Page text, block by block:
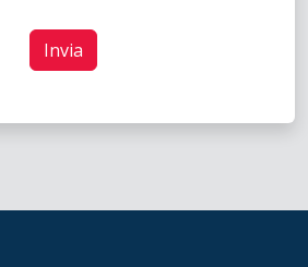
Invia